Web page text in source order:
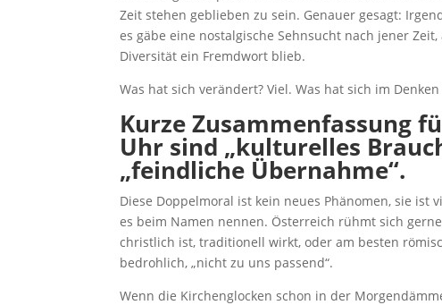
Zeit stehen geblieben zu sein. Genauer gesagt:
es gäbe eine nostalgische Sehnsucht nach jener
Diversität ein Fremdwort blieb.
Was hat sich verändert? Viel. Was hat sich im
Kurze Zusammenfassung
Uhr sind „kulturelles
„feindliche Übernahme“.
Diese Doppelmoral ist kein neues Phänomen, sie
es beim Namen nennen. Österreich rühmt sich
christlich ist, traditionell wirkt, oder am besten
bedrohlich, „nicht zu uns passend“.
Wenn die Kirchenglocken schon in der